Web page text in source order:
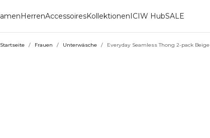
HerrenAccessoiresKollektionenICIW HubSALE
Startseite / Frauen / Unterwäsche / Everyday Seamless Thong 2-pack Beige